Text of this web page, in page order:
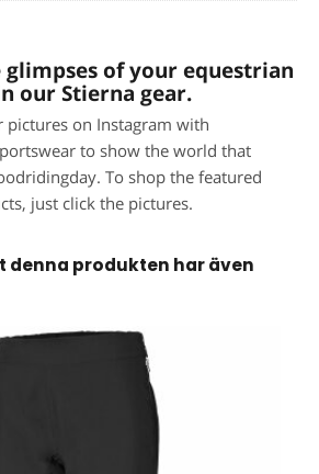
glimpses of your equestrian
our Stierna gear.
pictures on Instagram with
to show the world that
To shop the featured
just click the pictures.
denna produkten har även